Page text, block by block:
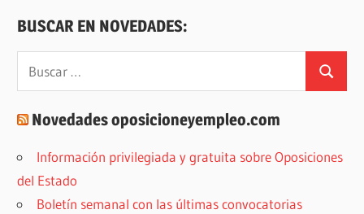
BUSCAR EN NOVEDADES:
Buscar:
Buscar
Novedades oposicioneyempleo.com
Información privilegiada y gratuita sobre Oposiciones
del Estado
Boletín semanal con las últimas convocatorias